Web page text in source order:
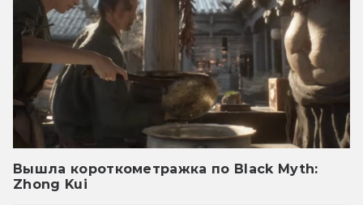
Вышла короткометражка по Black Myth:
Zhong Kui